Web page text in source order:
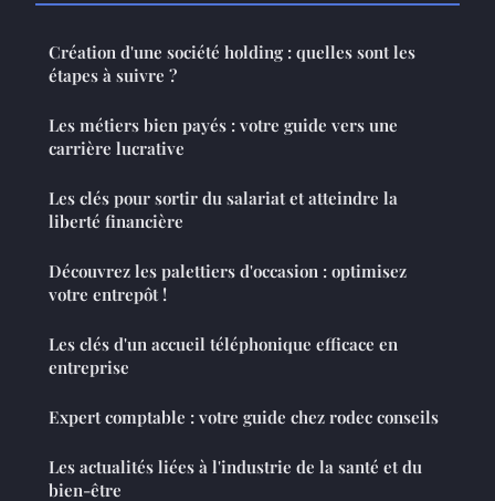
Création d'une société holding : quelles sont les
étapes à suivre ?
Les métiers bien payés : votre guide vers une
carrière lucrative
Les clés pour sortir du salariat et atteindre la
liberté financière
Découvrez les palettiers d'occasion : optimisez
votre entrepôt !
Les clés d'un accueil téléphonique efficace en
entreprise
Expert comptable : votre guide chez rodec conseils
Les actualités liées à l'industrie de la santé et du
bien-être